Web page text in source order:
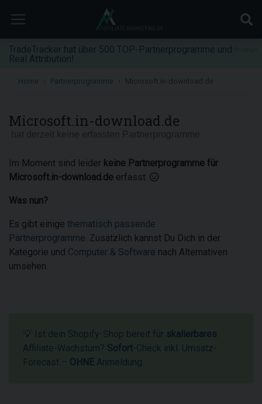
TradeTracker hat über 500 TOP-Partnerprogramme und
Real Attribution!
Home Partnerprogramme
Microsoft.in-download.de
Im Moment sind leider keine Partnerprogramme für
Microsoft.in-download.de erfasst.
Was nun?
Es gibt einige thematisch passende
Partnerprogramme. Zusätzlich kannst Du Dich in der
Kategorie und Computer & Software nach Alternativen
umsehen.
💡 Ist dein Shopify-Shop bereit für skalierbares
Affiliate-Wachstum? Sofort-Check inkl. Umsatz-
Forecast – OHNE Anmeldung.